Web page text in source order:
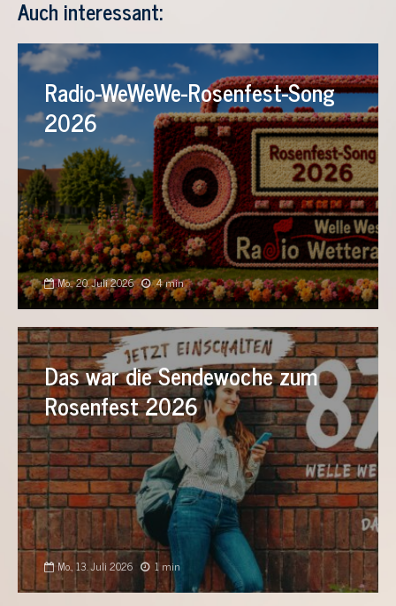
Auch interessant:
Radio-WeWeWe-Rosenfest-Song
2026
Mo., 20. Juli 2026 4 min
Das war die Sendewoche zum
Rosenfest 2026
Mo., 13. Juli 2026 1 min